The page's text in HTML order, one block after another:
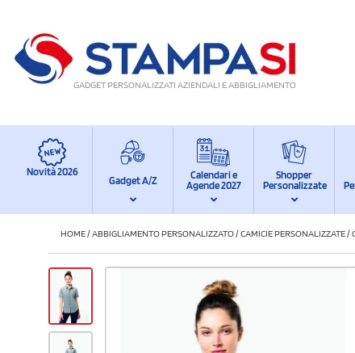
GADGET PERSONALIZZATI AZIENDALI E ABBIGLIAMENTO
Novità 2026
Gadget A/Z
Calendari e
Agende 2027
Shopper
Personalizzate
HOME/ABBIGLIAMENTO PERSONALIZZATO/CAMICIE PERSONALIZZATE/